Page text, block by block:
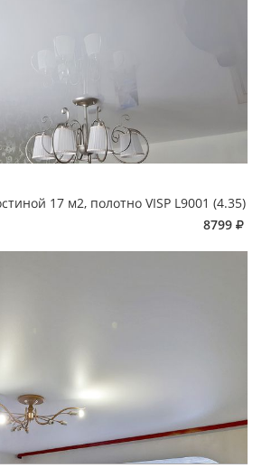
17 м2, полотно VISP L9001 (4.35)
8799